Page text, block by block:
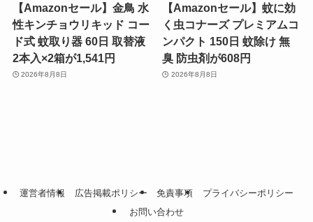
【Amazonセール】金鳥 水
性キンチョウリキッド コー
ド式 蚊取り器 60日 取替液
2本入×2箱が1,541円
2026年8月8日
【Amazonセール】蚊に効
く虫コナーズ プレミアムコ
ンパクト 150日 蚊除け 無
臭 防虫剤が608円
2026年8月8日
運営者情報 広告掲載ポリシー 免責事項
プライバシーポリシー
お問い合わせ